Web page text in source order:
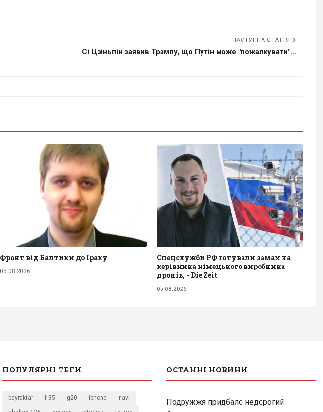
НАСТУПНА СТАТТЯ
Сі Цзіньпін заявив Трампу, що Путін може "пожалкувати"...
Фронт від Балтики до Іраку
05.08.2026
Спецслужби РФ готували замах на
керівника німецького виробника
дронів, - Die Zeit
05.08.2026
ПОПУЛЯРНІ ТЕГИ
bayraktar f-35 g20 iphone navi
ОСТАННІ НОВИНИ
Подружжя придбало недорогий